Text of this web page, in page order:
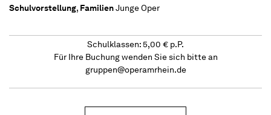
Schulvorstellung, FamilienJunge Oper
Schulklassen: 5,00 € p.P.
Für Ihre Buchung wenden Sie sich bitte an
gruppen@operamrhein.de